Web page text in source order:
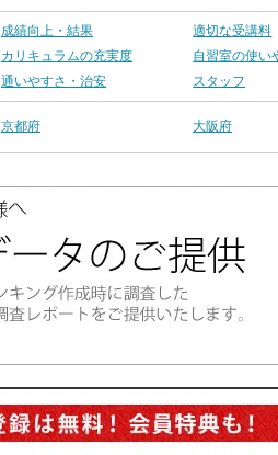
成績向上・結果 適切な受講料
カリキュラムの充実度
自習室の使い
通いやすさ・治安
スタッフ
京都府 大阪府